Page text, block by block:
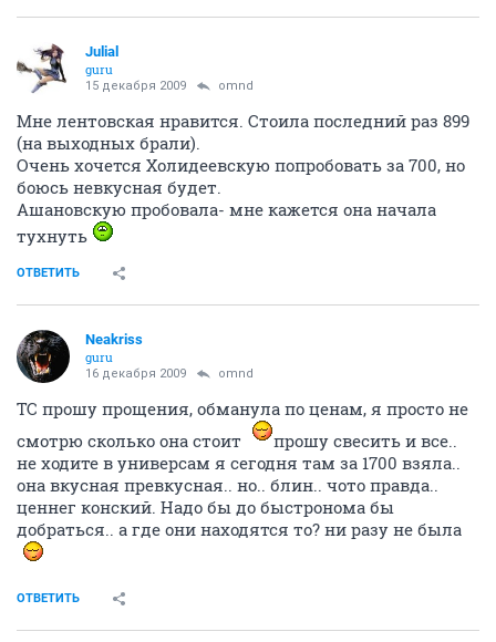
Julial
guru
15 декабря 2009 omnd
Мне лентовская нравится. Стоила последний раз 899
(на выходных брали).
Очень хочется Холидеевскую попробовать за 700, но
боюсь невкусная будет.
Ашановскую пробовала- мне кажется она начала
тухнуть
ОТВЕТИТЬ
Neakriss
guru
16 декабря 2009 omnd
ТС прошу прощения, обманула по ценам, я просто не
смотрю сколько она стоит
прошу свесить и все..
не ходите в универсам я сегодня там за 1700 взяла..
она вкусная превкусная.. но.. блин.. чото правда..
ценнег конский. Надо бы до быстронома бы
добраться.. а где они находятся то? ни разу не была
ОТВЕТИТЬ